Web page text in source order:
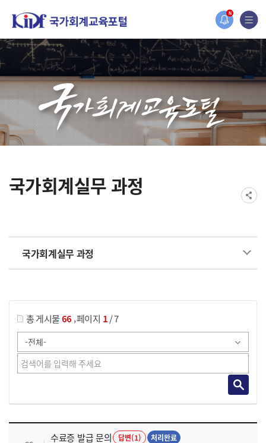
N
홈페이지가 새롭게 개편되었습니다.
한국조세재정연구원홈페이지가 새롭게 개설되었습니다.
국가회계실무 과정
국가회계실무 과정
총 게시물66,페이지 1/ 7
국가회계실무 과정 목록 으로 번호, 제목, 작성자, 조회수, 등록 일로 나열 되고 있습니다.
수료증 발급 문의 답변(1) 처리완료